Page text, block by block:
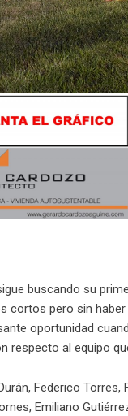
buscando su
cortos pero sin
oportunidad
respecto al equipo
Federico Torres,
Emiliano